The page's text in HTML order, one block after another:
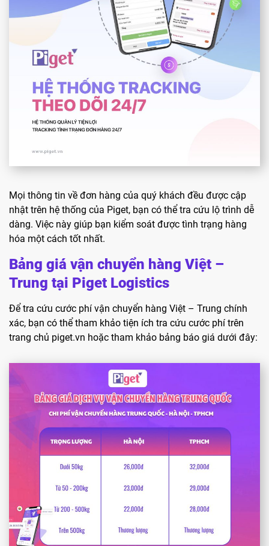
Mọi thông tin về đơn hàng của quý khách đều được cập
nhật trên hệ thống của Piget, bạn có thể tra cứu lộ trình dễ
dàng. Việc này giúp bạn kiểm soát được tình trạng hàng
hóa một cách tốt nhất.
Bảng giá vận chuyển hàng Việt –
Trung tại Piget Logistics
Để tra cứu cước phí vận chuyển hàng Việt – Trung chính
xác, bạn có thể tham khảo tiện ích tra cứu cước phí trên
trang chủ piget.vn hoặc tham khảo bảng báo giá dưới đây: